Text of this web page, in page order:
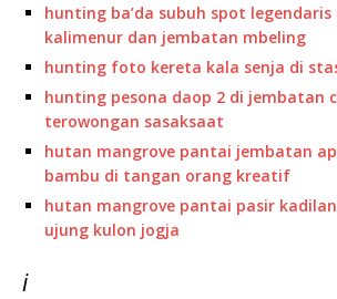
hunting ba’da subuh spot legendaris
kalimenur dan jembatan mbeling
hunting foto kereta kala senja di
hunting pesona daop 2 di jembatan
terowongan sasaksaat
hutan mangrove pantai jembatan
bambu di tangan orang kreatif
hutan mangrove pantai pasir
ujung kulon jogja
i